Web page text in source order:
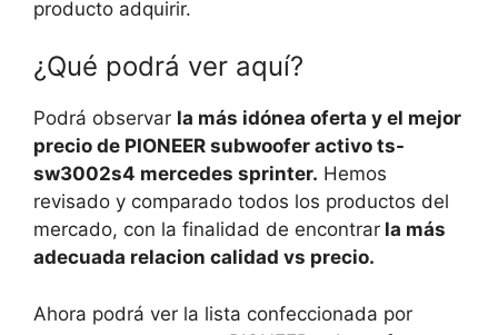
producto adquirir.
¿Qué podrá ver aquí?
Podrá observar la más idónea oferta y el mejor
precio de PIONEER subwoofer activo ts-
sw3002s4 mercedes sprinter. Hemos
revisado y comparado todos los productos del
mercado, con la finalidad de encontrar la más
adecuada relacion calidad vs precio.
Ahora podrá ver la lista confeccionada por